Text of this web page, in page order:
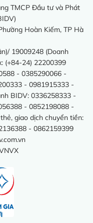
TMCP Đầu tư và Phát
Hoàn Kiếm, TP Hà
19009248 (Doanh
(+84-24) 22200399
- 0385290066 -
- 0981915333 -
BIDV: 0336258333 -
- 0852198088 -
giao dịch chuyển tiền:
- 0862159399